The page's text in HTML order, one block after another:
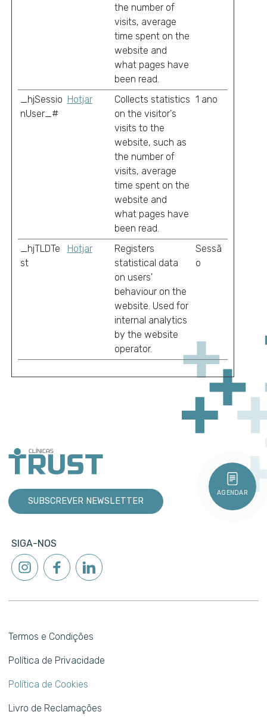
AGENDAR
the number of
visits, average
time spent on the
website and
what pages have
been read.
_hjSessio
nUser_#
Hotjar
Collects statistics
on the visitor's
visits to the
website, such as
the number of
visits, average
time spent on the
website and
what pages have
been read.
1 ano
_hjTLDTe
st
Hotjar
Registers
statistical data
on users'
behaviour on the
website. Used for
internal analytics
by the website
operator.
Sessã
o
SUBSCREVER NEWSLETTER
SIGA-NOS
Termos e Condições
Política de Privacidade
Política de Cookies
Livro de Reclamações